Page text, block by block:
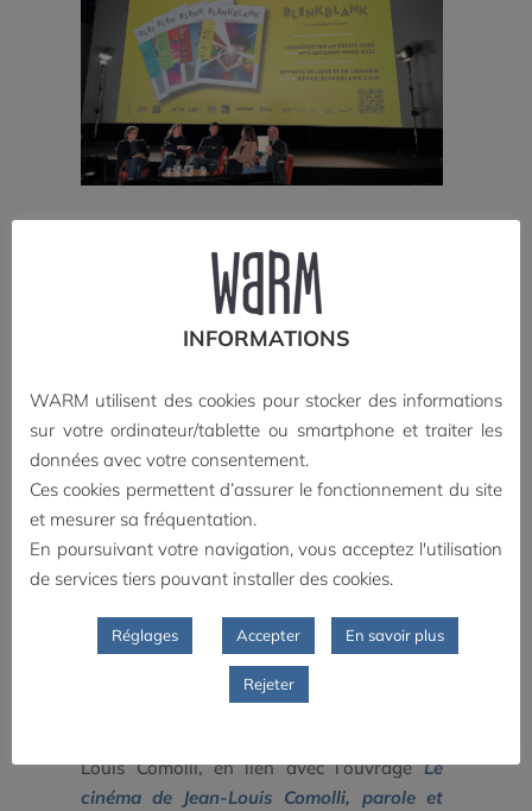
Vie des livres en 2025 :
SalonVivons Livresà Nantes (octobre),
Un cycle de rencontresLes Dimanches de
Louis Comolli, en lien avec l’ouvrageLe
cinéma de Jean-Louis Comolli, parole et
INFORMATIONS
WARM utilisent des cookies pour stocker des informations
sur votre ordinateur/tablette ou smartphone et traiter les
données avec votre consentement.
Ces cookies permettent d’assurer le fonctionnement du site
et mesurer sa fréquentation.
En poursuivant votre navigation, vous acceptez l'utilisation
de services tiers pouvant installer des cookies.
Réglages Accepter En savoir plus
Rejeter